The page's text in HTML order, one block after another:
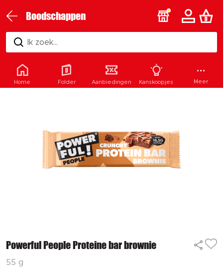
Boodschappen
Ik zoek...
Powerful People Proteine bar brownie
55 g
Home Folder Aanbiedingen Kanskoopjes Meer